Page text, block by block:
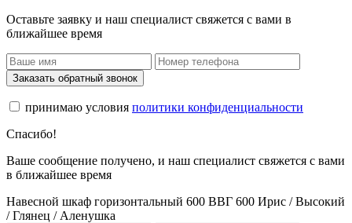
Оставьте заявку и наш специалист свяжется с вами в
ближайшее время
Заказать обратный звонок
принимаю условия политики конфиденциальности
Спасибо!
Ваше сообщение получено, и наш специалист свяжется с вами
в ближайшее время
Навесной шкаф горизонтальный 600 ВВГ 600 Ирис / Высокий
/ Глянец / Аленушка